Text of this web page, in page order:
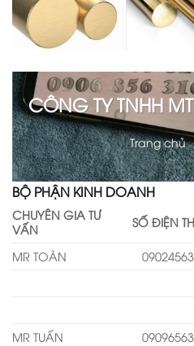
CÔNG TY TNHH
Trang chủ
BỘ PHẬN KINH DOANH
CHUYÊN GIA TƯ
VẤN
SỐ ĐIỆN
MR TOÀN
MR TUẤN